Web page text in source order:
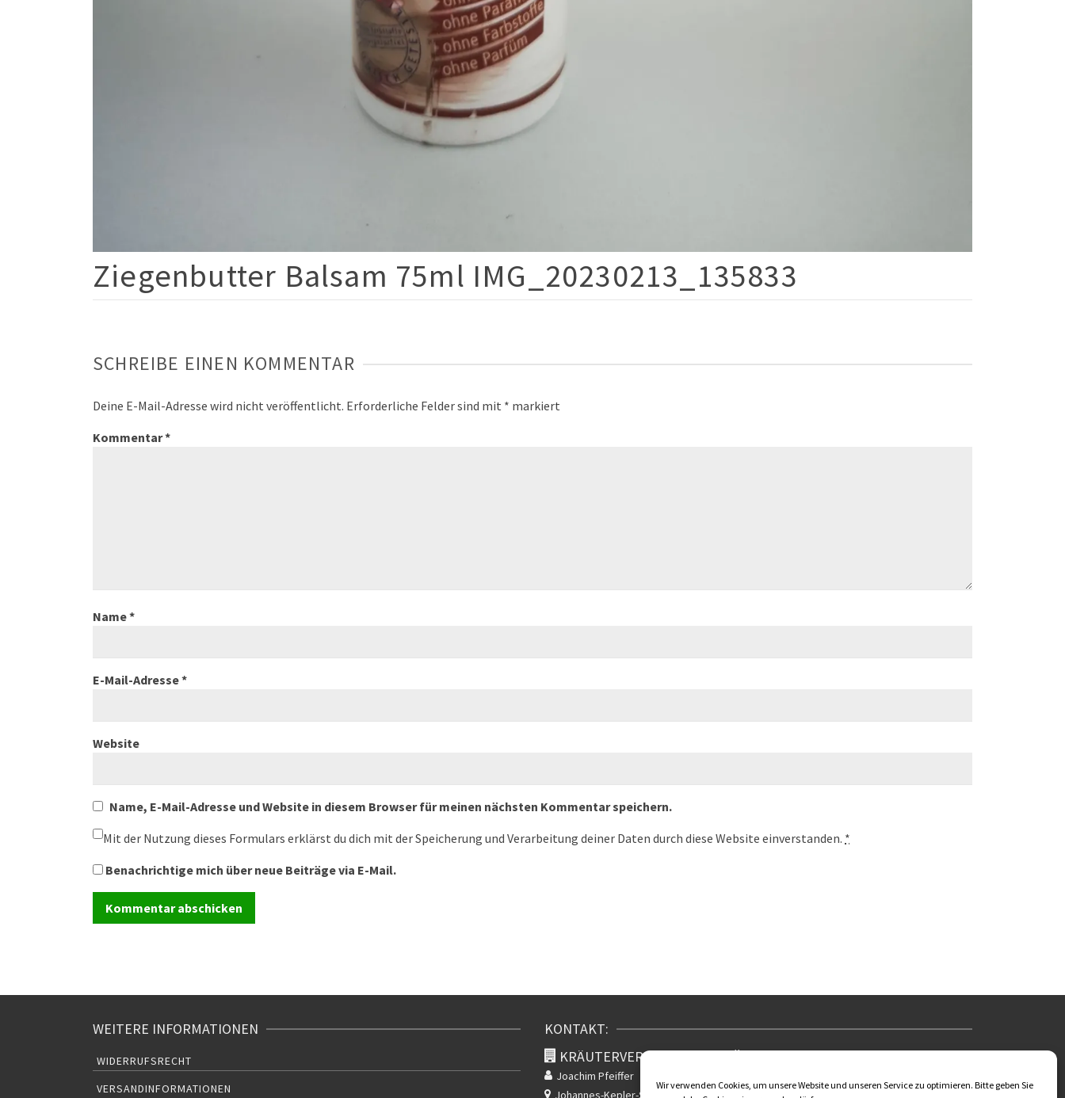
Wir verwenden Cookies, um unsere Website und unseren Service zu optimieren. Bitte geben Sie
Ziegenbutter Balsam 75ml IMG_20230213_135833
SCHREIBE EINEN KOMMENTAR
Deine E-Mail-Adresse wird nicht veröffentlicht. Erforderliche Felder sind mit * markiert
Kommentar*
Name*
E-Mail-Adresse*
Website
Name, E-Mail-Adresse und Website in diesem Browser für meinen nächsten Kommentar speichern.
Mit der Nutzung dieses Formulars erklärst du dich mit der Speicherung und Verarbeitung deiner Daten durch diese Website einverstanden. *
Benachrichtige mich über neue Beiträge via E-Mail.
WEITERE INFORMATIONEN
WIDERRUFSRECHT
VERSANDINFORMATIONEN
KONTAKT:
KRÄUTERVERSAND KLAUS KÜGLER
Joachim Pfeiffer
Johannes-Kepler-Str. 2
Rudolstadt Deutschland 07407